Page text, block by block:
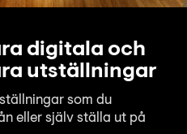
digitala och
utställningar
som du
eller själv ställa ut på